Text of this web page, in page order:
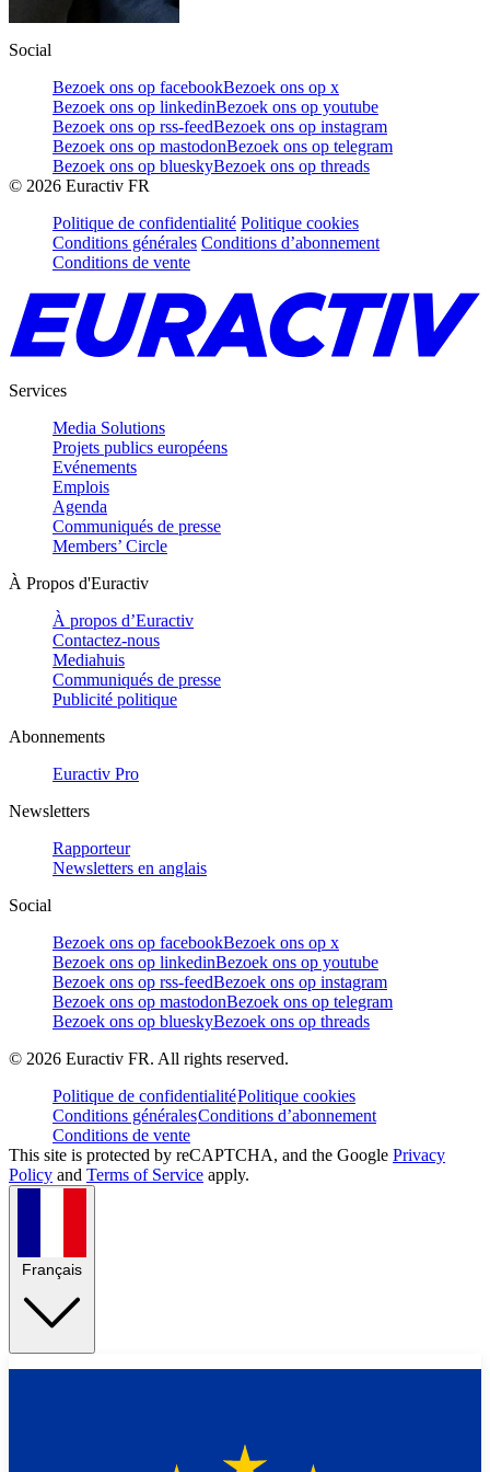
Social
Bezoek ons op facebookBezoek ons op x
Bezoek ons op linkedinBezoek ons op youtube
Bezoek ons op rss-feedBezoek ons op instagram
Bezoek ons op mastodonBezoek ons op telegram
Bezoek ons op blueskyBezoek ons op threads
© 2026 Euractiv FR
Politique de confidentialité Politique cookies
Conditions générales Conditions d’abonnement
Conditions de vente
Services
Media Solutions
Projets publics européens
Evénements
Emplois
Agenda
Communiqués de presse
Members’ Circle
À Propos d'Euractiv
À propos d’Euractiv
Contactez-nous
Mediahuis
Communiqués de presse
Publicité politique
Abonnements
Euractiv Pro
Newsletters
Rapporteur
Newsletters en anglais
Social
Bezoek ons op facebookBezoek ons op x
Bezoek ons op linkedinBezoek ons op youtube
Bezoek ons op rss-feedBezoek ons op instagram
Bezoek ons op mastodonBezoek ons op telegram
Bezoek ons op blueskyBezoek ons op threads
© 2026 Euractiv FR. All rights reserved.
Politique de confidentialitéPolitique cookies
Conditions généralesConditions d’abonnement
Conditions de vente
This site is protected by reCAPTCHA, and the Google Privacy
Policy and Terms of Service apply.
Français